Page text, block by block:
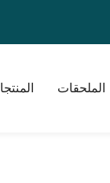
الملحقات